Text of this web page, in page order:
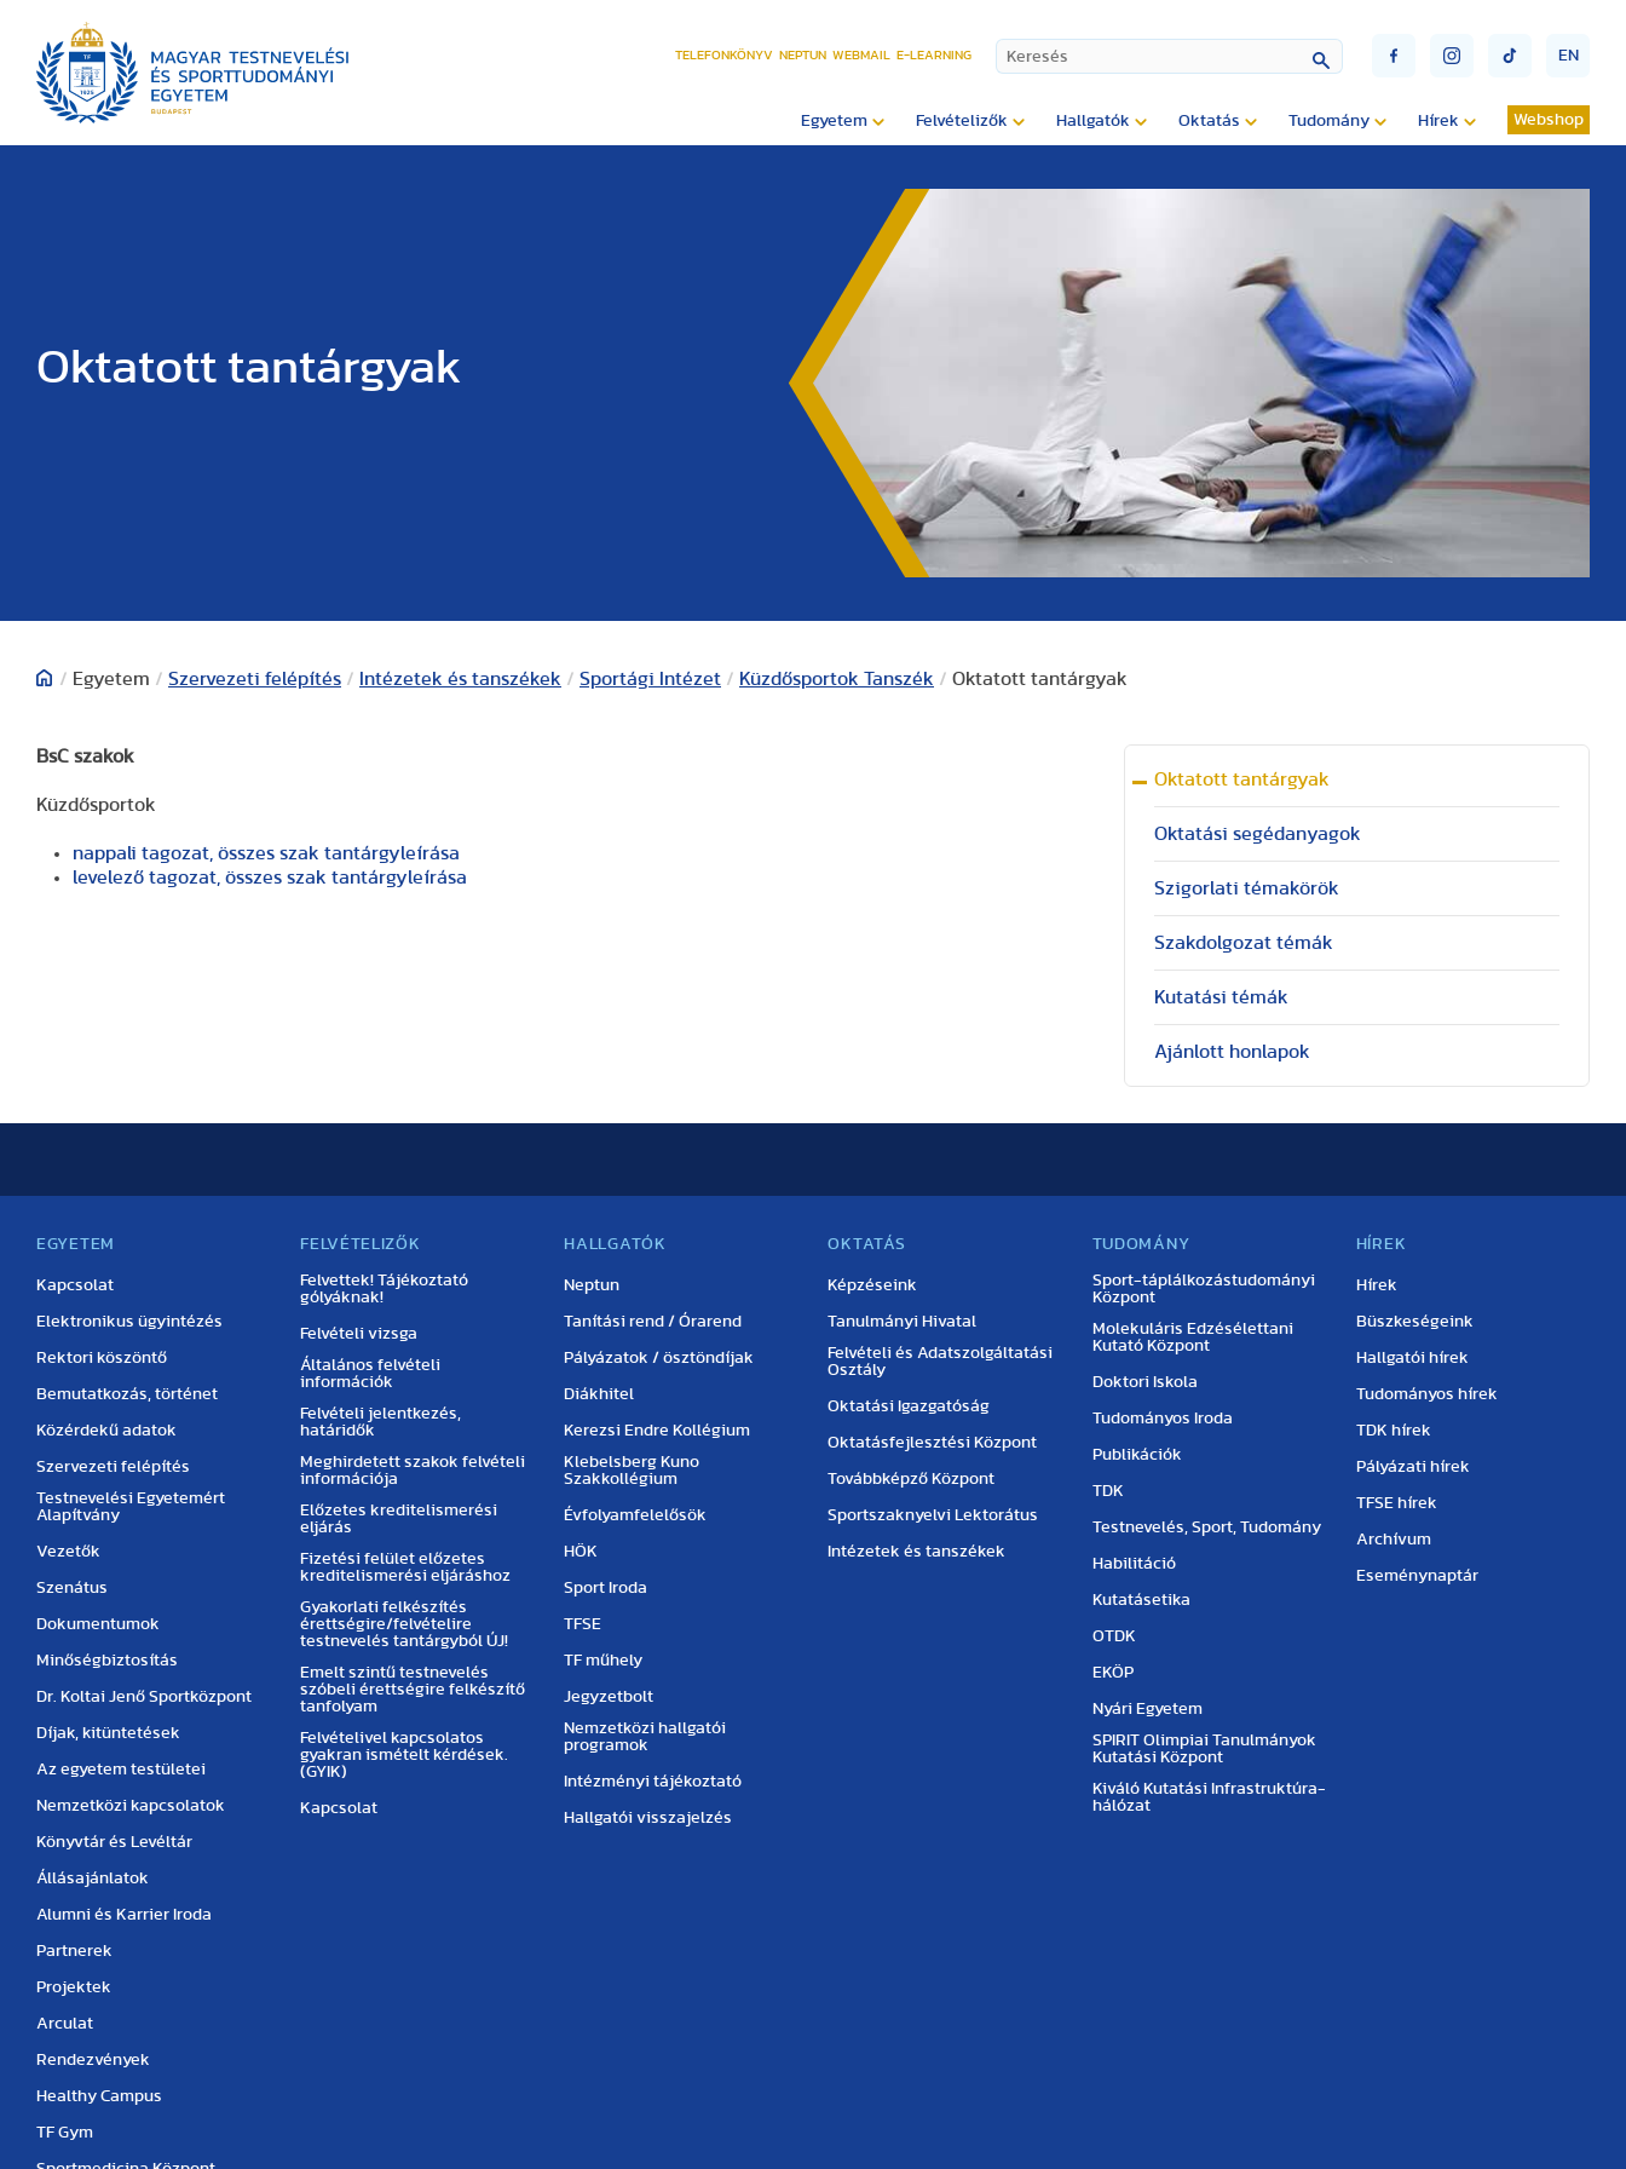
TELEFONKÖNYV NEPTUN WEBMAIL E-LEARNING EN
Egyetem Felvételizők Hallgatók Oktatás Tudomány Hírek Webshop
Oktatott tantárgyak
/ Egyetem / Szervezeti felépítés / Intézetek és tanszékek / Sportági Intézet / Küzdősportok Tanszék / Oktatott tantárgyak
BsC szakok
Küzdősportok
nappali tagozat, összes szak tantárgyleírása
levelező tagozat, összes szak tantárgyleírása
Oktatott tantárgyak
Oktatási segédanyagok
Szigorlati témakörök
Szakdolgozat témák
Kutatási témák
Ajánlott honlapok
EGYETEM
Kapcsolat
Elektronikus ügyintézés
Rektori köszöntő
Bemutatkozás, történet
Közérdekű adatok
Szervezeti felépítés
Testnevelési Egyetemért
Alapítvány
Vezetők
Szenátus
Dokumentumok
Minőségbiztosítás
Dr. Koltai Jenő Sportközpont
Díjak, kitüntetések
Az egyetem testületei
Nemzetközi kapcsolatok
Könyvtár és Levéltár
Állásajánlatok
Alumni és Karrier Iroda
Partnerek
Projektek
Arculat
Rendezvények
Healthy Campus
TF Gym
FELVÉTELIZŐK
Felvettek! Tájékoztató
gólyáknak!
Felvételi vizsga
Általános felvételi
információk
Felvételi jelentkezés,
határidők
Meghirdetett szakok felvételi
információja
Előzetes kreditelismerési
eljárás
Fizetési felület előzetes
kreditelismerési eljáráshoz
Gyakorlati felkészítés
érettségire/felvételire
testnevelés tantárgyból ÚJ!
Emelt szintű testnevelés
szóbeli érettségire felkészítő
tanfolyam
Felvételivel kapcsolatos
gyakran ismételt kérdések.
(GYIK)
Kapcsolat
HALLGATÓK
Neptun
Tanítási rend / Órarend
Pályázatok / ösztöndíjak
Diákhitel
Kerezsi Endre Kollégium
Klebelsberg Kuno
Szakkollégium
Évfolyamfelelősök
HÖK
Sport Iroda
TFSE
TF műhely
Jegyzetbolt
Nemzetközi hallgatói
programok
Intézményi tájékoztató
Hallgatói visszajelzés
OKTATÁS
Képzéseink
Tanulmányi Hivatal
Felvételi és Adatszolgáltatási
Osztály
Oktatási Igazgatóság
Oktatásfejlesztési Központ
Továbbképző Központ
Sportszaknyelvi Lektorátus
Intézetek és tanszékek
TUDOMÁNY
Sport-táplálkozástudományi
Központ
Molekuláris Edzésélettani
Kutató Központ
Doktori Iskola
Tudományos Iroda
Publikációk
TDK
Testnevelés, Sport, Tudomány
Habilitáció
Kutatásetika
OTDK
EKÖP
Nyári Egyetem
SPIRIT Olimpiai Tanulmányok
Kutatási Központ
Kiváló Kutatási Infrastruktúra-
hálózat
HÍREK
Hírek
Büszkeségeink
Hallgatói hírek
Tudományos hírek
TDK hírek
Pályázati hírek
TFSE hírek
Archívum
Eseménynaptár